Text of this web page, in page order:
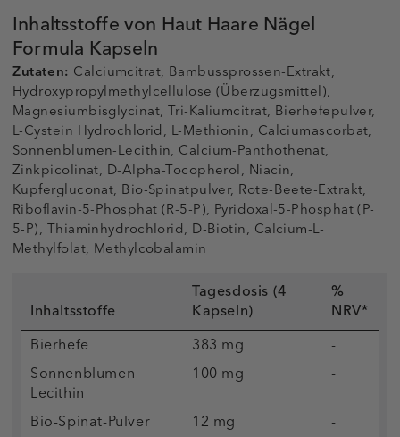
Inhaltsstoffe von Haut Haare Nägel
Formula Kapseln
Zutaten: Calciumcitrat, Bambussprossen-Extrakt,
Hydroxypropylmethylcellulose (Überzugsmittel),
Magnesiumbisglycinat, Tri-Kaliumcitrat, Bierhefepulver,
L-Cystein Hydrochlorid, L-Methionin, Calciumascorbat,
Sonnenblumen-Lecithin, Calcium-Panthothenat,
Zinkpicolinat, D-Alpha-Tocopherol, Niacin,
Kupfergluconat, Bio-Spinatpulver, Rote-Beete-Extrakt,
Riboflavin-5-Phosphat (R-5-P), Pyridoxal-5-Phosphat (P-
5-P), Thiaminhydrochlorid, D-Biotin, Calcium-L-
Methylfolat, Methylcobalamin
Inhaltsstoffe
Tagesdosis (4
Kapseln)
%
NRV*
Bierhefe
383 mg
-
Sonnenblumen
Lecithin
100 mg
-
Bio-Spinat-Pulver
12 mg
-